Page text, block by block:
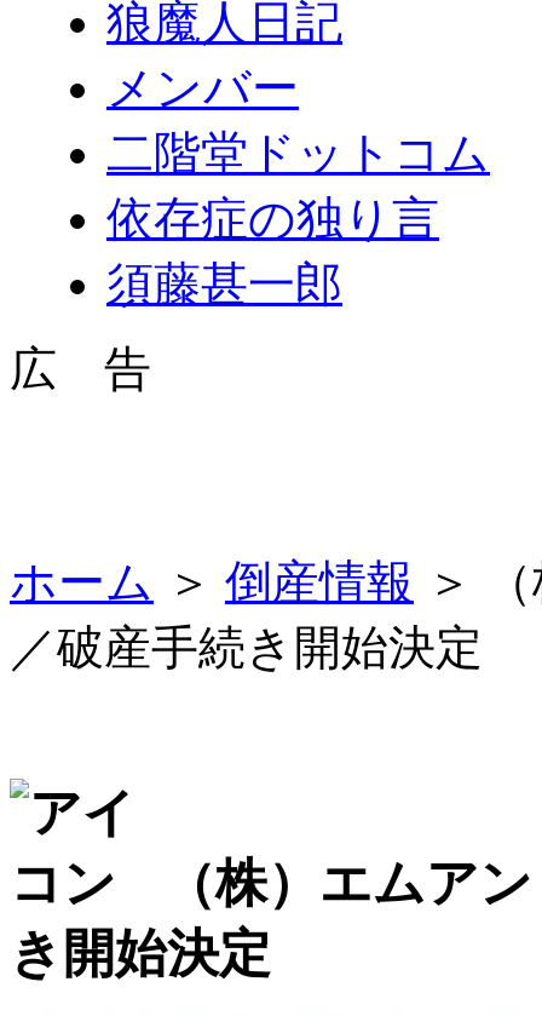
狼魔人日記
メンバー
二階堂ドットコム
依存症の独り言
須藤甚一郎
広 告
ホーム ＞ 倒産情報 ＞
／破産手続き開始決定
（株）エムア
き開始決定